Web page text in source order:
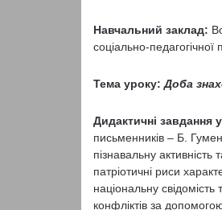
Навчальний заклад:
соціально-педагогічної
Тема уроку: Доба
Дидактичні завдання
письменників – Б.
пізнавальну
патріотичні риси
національну
конфліктів за